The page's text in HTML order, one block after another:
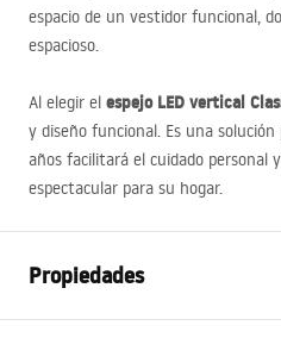
espacio de un vestidor funcional,
espacioso.
Al elegir el espejo LED vertical
y diseño funcional. Es una
años facilitará el cuidado personal
espectacular para su hogar.
Propiedades